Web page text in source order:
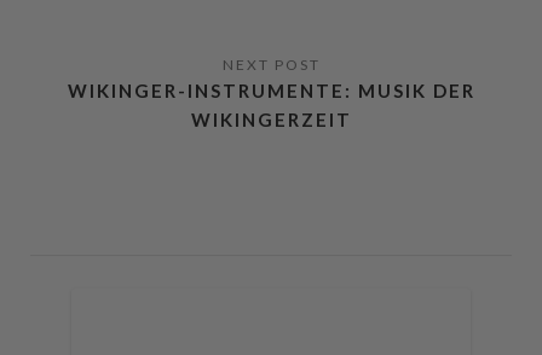
WIKINGER-INSTRUMENTE: MUSIK DER
WIKINGERZEIT